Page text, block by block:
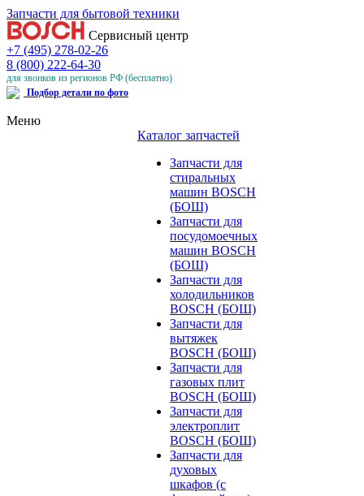
Запчасти для бытовой техники
Сервисный центр
+7 (495) 278-02-26
8 (800) 222-64-30
для звонков из регионов РФ (бесплатно)
Подбор детали по фото
Меню
Каталог запчастей
Запчасти для
стиральных
машин BOSCH
(БОШ)
Запчасти для
посудомоечных
машин BOSCH
(БОШ)
Запчасти для
холодильников
BOSCH (БОШ)
Запчасти для
вытяжек
BOSCH (БОШ)
Запчасти для
газовых плит
BOSCH (БОШ)
Запчасти для
электроплит
BOSCH (БОШ)
Запчасти для
духовых
шкафов (с